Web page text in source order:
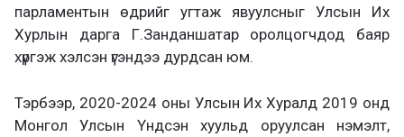
парламентын өдрийг угтаж явуулсныг Улсын Их
Хурлын дарга Г.Занданшатар оролцогчдод баяр
хүргэж хэлсэн үгэндээ дурдсан юм.
Тэрбээр, 2020-2024 оны Улсын Их Хуралд 2019 онд
Монгол Улсын Үндсэн хуульд оруулсан нэмэлт,